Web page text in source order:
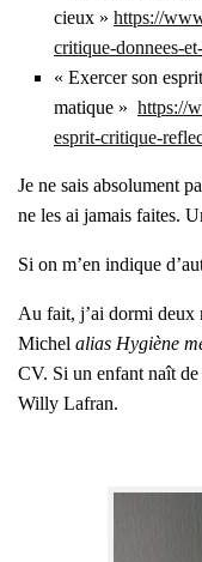
cieux » https://
critique-donnees-
« Exer­cer son
ma­tique » https://
esprit-critique-
Je ne sais abso­lu­ment
ne les ai jamais faites.
Si on m’en indique
Au fait, j’ai dor­mi deux
Michel alias Hygiène
CV. Si un enfant naît
Willy Lafran.